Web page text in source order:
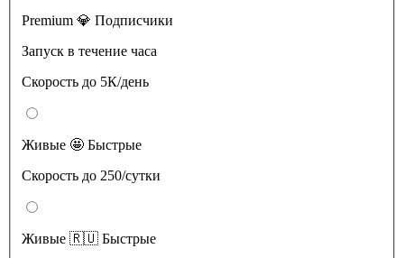
Premium 💎 Подписчики
Запуск в течение часа
Скорость до 5К/день
Живые 🤩 Быстрые
Скорость до 250/сутки
Живые 🇷🇺 Быстрые